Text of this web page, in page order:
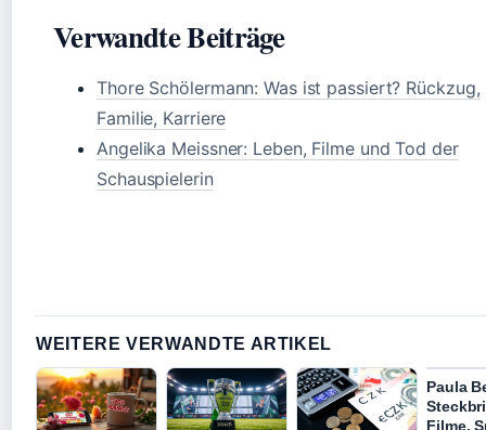
Verwandte Beiträge
Thore Schölermann: Was ist passiert? Rückzug,
Familie, Karriere
Angelika Meissner: Leben, Filme und Tod der
Schauspielerin
WEITERE VERWANDTE ARTIKEL
Paula
Filme,